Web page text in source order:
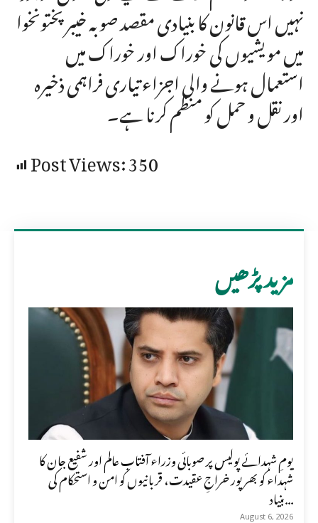
نہیں اس قانون کا بنیادی مقصد صوبہ خیبرپختونخوا
میں مویشیوں کی خوراک اور خوراک میں
استعمال ہونے والی اجزاء تیاری فراہمی ذخیرہ
اور نقل و حمل کو منظم کرنا ہے۔
Post Views:350
مزید پڑھیں
یومِ شہدائے پولیس پر صوبائی وزراء آفتاب عالم اور شفیع جان کا
شہداء کو بھرپور خراجِ عقیدت، قربانیوں کو امن و استحکام کی
بنیاد...
August 6, 2026